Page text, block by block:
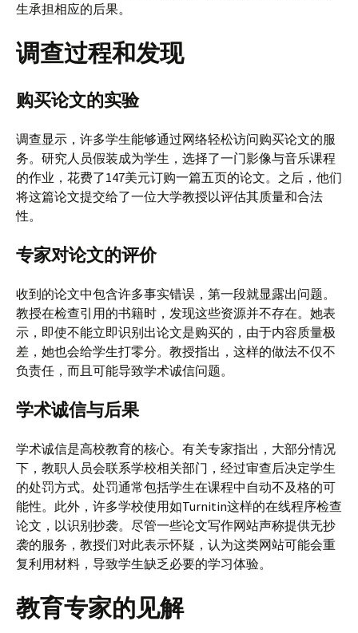
生承担相应的后果。
调查过程和发现
购买论文的实验
调查显示，许多学生能够通过网络轻松访问购买论文的服
务。研究人员假装成为学生，选择了一门影像与音乐课程
的作业，花费了147美元订购一篇五页的论文。之后，他们
将这篇论文提交给了一位大学教授以评估其质量和合法
性。
专家对论文的评价
收到的论文中包含许多事实错误，第一段就显露出问题。
教授在检查引用的书籍时，发现这些资源并不存在。她表
示，即使不能立即识别出论文是购买的，由于内容质量极
差，她也会给学生打零分。教授指出，这样的做法不仅不
负责任，而且可能导致学术诚信问题。
学术诚信与后果
学术诚信是高校教育的核心。有关专家指出，大部分情况
下，教职人员会联系学校相关部门，经过审查后决定学生
的处罚方式。处罚通常包括学生在课程中自动不及格的可
能性。此外，许多学校使用如Turnitin这样的在线程序检查
论文，以识别抄袭。尽管一些论文写作网站声称提供无抄
袭的服务，教授们对此表示怀疑，认为这类网站可能会重
复利用材料，导致学生缺乏必要的学习体验。
教育专家的见解